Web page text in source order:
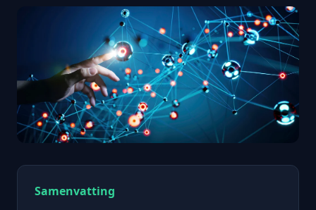
Samenvatting